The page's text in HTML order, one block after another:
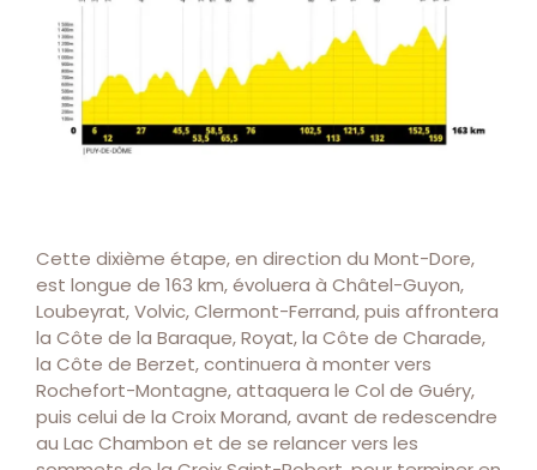
Cette dixième étape, en direction du Mont-Dore,
est longue de 163 km, évoluera à Châtel-Guyon,
Loubeyrat, Volvic, Clermont-Ferrand, puis affrontera
la Côte de la Baraque, Royat, la Côte de Charade,
la Côte de Berzet, continuera à monter vers
Rochefort-Montagne, attaquera le Col de Guéry,
puis celui de la Croix Morand, avant de redescendre
au Lac Chambon et de se relancer vers les